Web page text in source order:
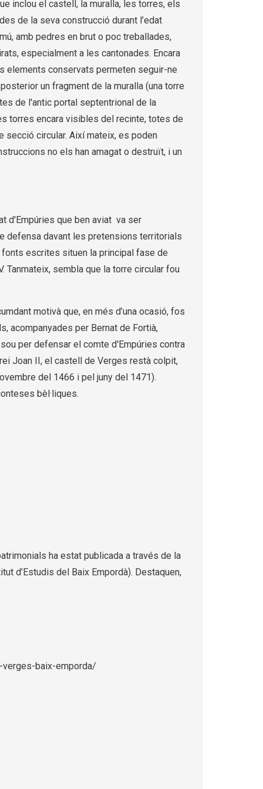
inclou el castell, la muralla, les torres, els
de la seva construcció durant l’edat
amb pedres en brut o poc treballades,
especialment a les cantonades. Encara
elements conservats permeten seguir-ne
un fragment de la muralla (una torre
de l'antic portal septentrional de la
torres encara visibles del recinte, totes de
secció circular. Així mateix, es poden
no els han amagat o destruït, i un
d'Empúries que ben aviat va ser
defensa davant les pretensions territorials
escrites situen la principal fase de
sembla que la torre circular fou
motivà que, en més d’una ocasió, fos
acompanyades per Bernat de Fortià,
per defensar el comte d'Empúries contra
Joan II, el castell de Verges restà colpit,
del 1466 i pel juny del 1471).
bèl·liques.
ha estat publicada a través de la
d’Estudis del Baix Empordà). Destaquen,
baix-emporda/